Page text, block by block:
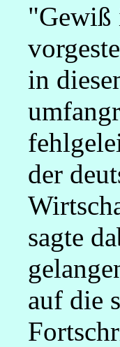
"Gewiß
in
der
sagte
auf die